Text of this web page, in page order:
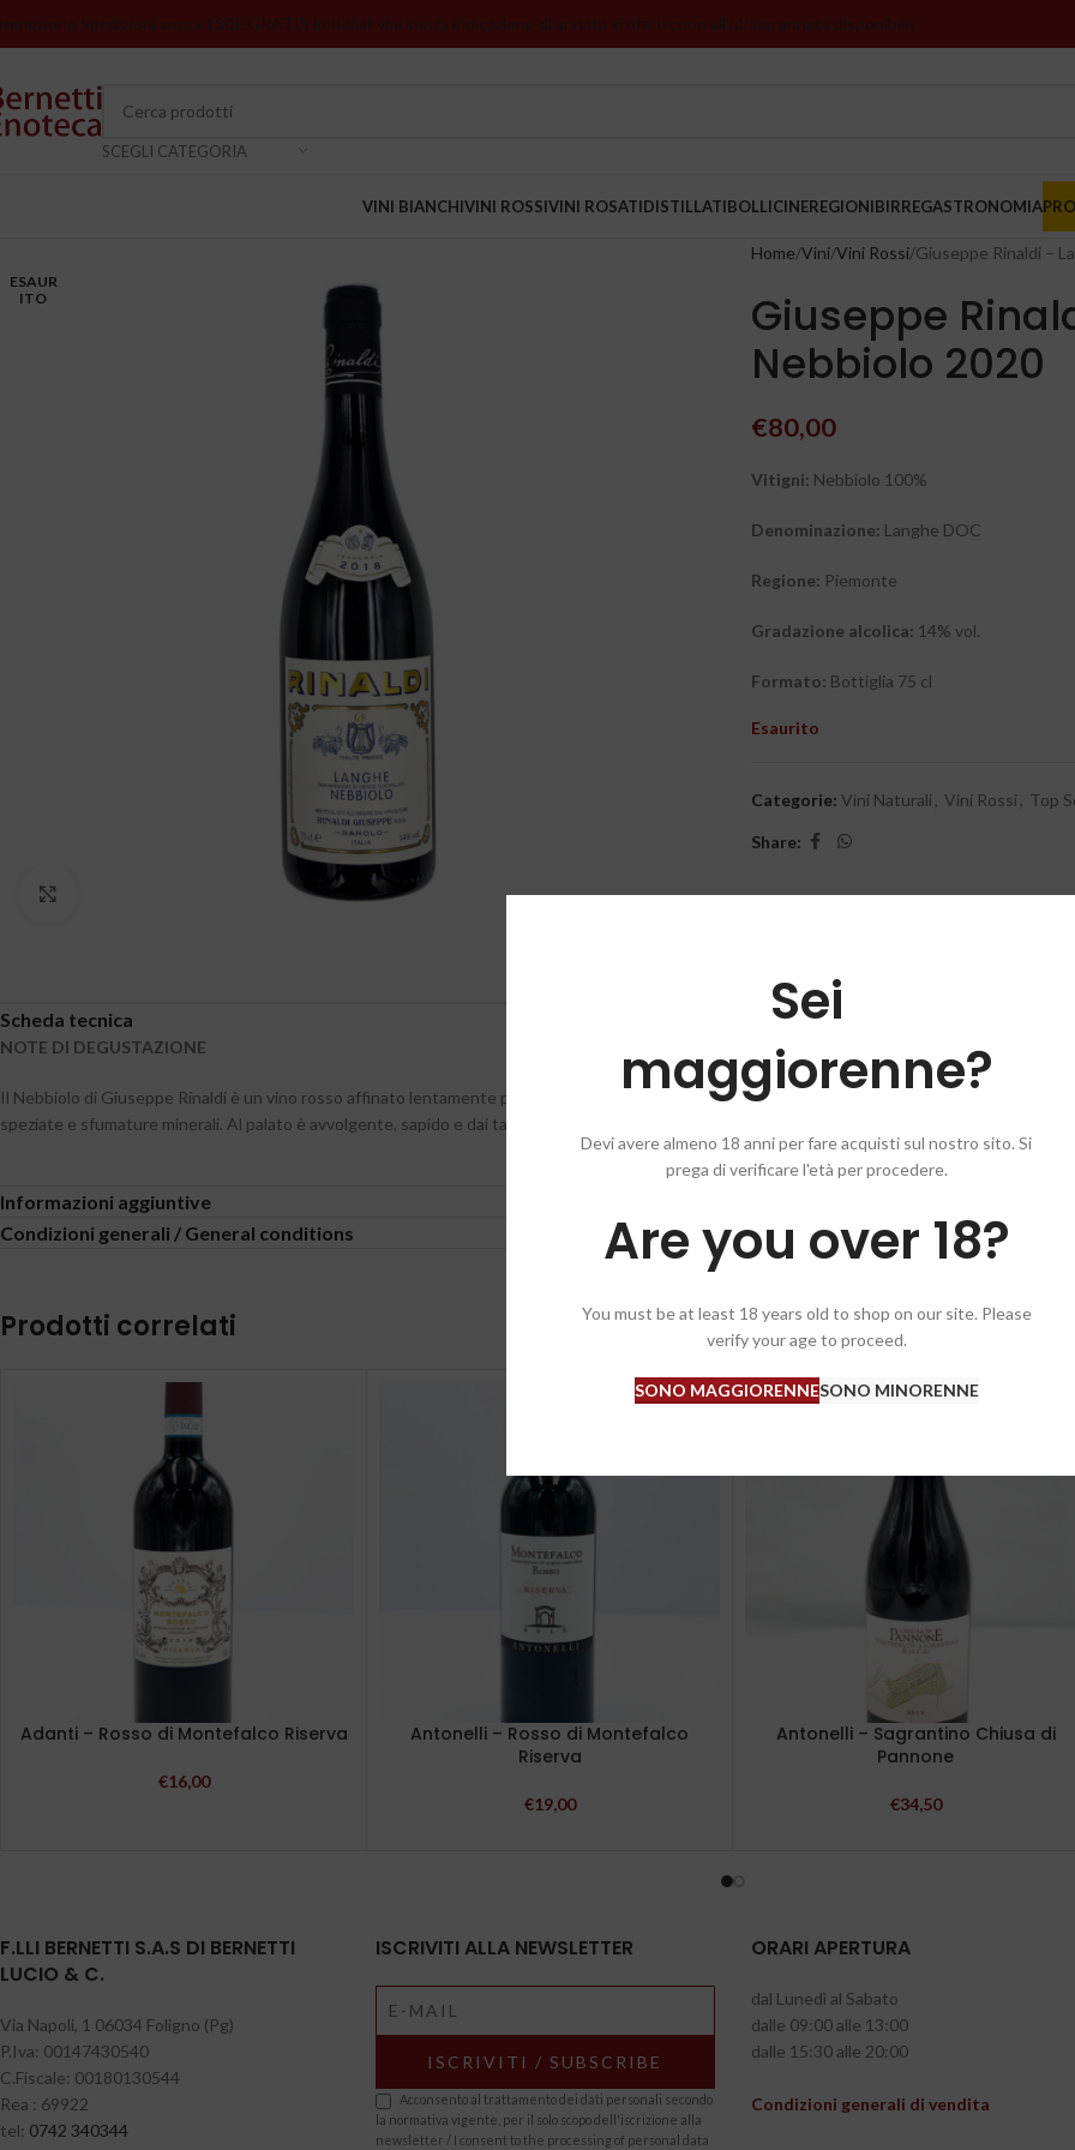
Sei
maggiorenne?
Devi avere almeno 18 anni per fare acquisti sul nostro sito. Si
prega di verificare l'età per procedere.
Are you over 18?
You must be at least 18 years old to shop on our site. Please
verify your age to proceed.
SONO MAGGIORENNESONO MINORENNE
Spedizioni sopra 150€ GRATIS in ItaliaI vini senza indicazione di annata si riferiscono all’ultima annata disponibile
SCEGLI CATEGORIA
VINI BIANCHIVINI ROSSIVINI ROSATIDISTILLATIBOLLICINEREGIONIBIRREGASTRONOMIA
ESAUR
ITO
Home Vini Vini Rossi Giuseppe Rinaldi –
Giuseppe
Nebbiolo 2020
€80,00
Vitigni: Nebbiolo 100%
Denominazione: Langhe DOC
Regione: Piemonte
Gradazione alcolica: 14% vol.
Formato: Bottiglia 75 cl
Esaurito
Categorie: Vini Naturali , Vini Rossi , Top
Share:
Scheda tecnica
NOTE DI DEGUSTAZIONE
Il Nebbiolo di Giuseppe Rinaldi è un vino rosso affinato lentamente per 18 mesi in botte grande. Un vino silenzioso ma intenso, elegante e
speziate e sfumature minerali. Al palato è avvolgente, sapido e dai tannini sottili. Vino fatto come una volta con metodi artigianali.
Informazioni aggiuntive
Condizioni generali / General conditions
Prodotti correlati
Adanti – Rosso di Montefalco Riserva
€16,00
Antonelli – Rosso di Montefalco
Riserva
€19,00
Antonelli – Sagrantino Chiusa di
Pannone
€34,50
F.LLI BERNETTI S.A.S DI BERNETTI
LUCIO & C.
Via Napoli, 1 06034 Foligno (Pg)
P.Iva: 00147430540
C.Fiscale: 00180130544
Rea : 69922
tel: 0742 340344
ISCRIVITI ALLA NEWSLETTER
Acconsento al trattamento dei dati personali secondo
la normativa vigente, per il solo scopo dell'iscrizione alla
newsletter / I consent to the processing of personal data
ORARI APERTURA
dal Lunedì al Sabato
dalle 09:00 alle 13:00
dalle 15:30 alle 20:00
Condizioni generali di vendita